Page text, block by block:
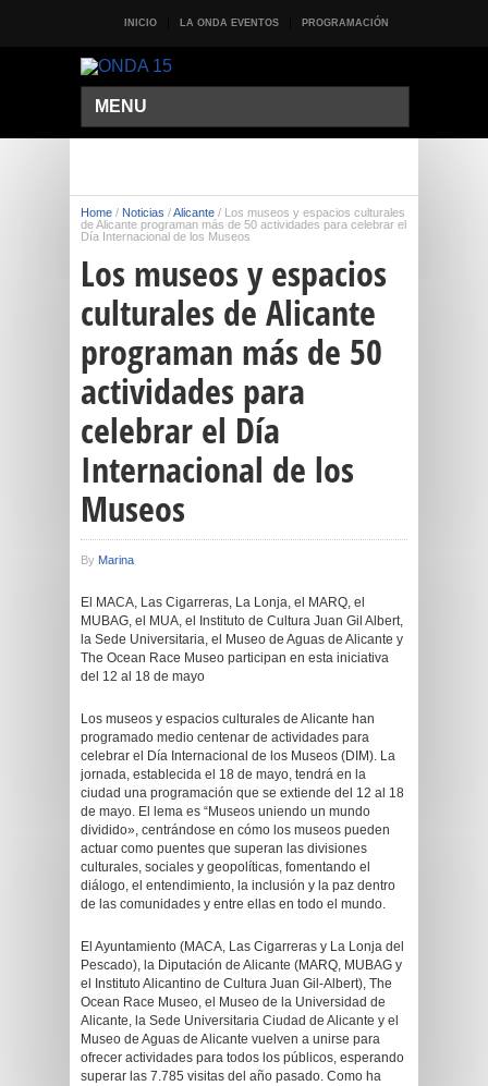
INICIO LA ONDA EVENTOS PROGRAMACIÓN
MENU
Home / Noticias /Alicante / Los museos y espacios culturales
de Alicante programan más de 50 actividades para celebrar el
Día Internacional de los Museos
Los museos y espacios
culturales de Alicante
programan más de 50
actividades para
celebrar el Día
Internacional de los
Museos
By Marina
El MACA, Las Cigarreras, La Lonja, el MARQ, el
MUBAG, el MUA, el Instituto de Cultura Juan Gil Albert,
la Sede Universitaria, el Museo de Aguas de Alicante y
The Ocean Race Museo participan en esta iniciativa
del 12 al 18 de mayo
Los museos y espacios culturales de Alicante han
programado medio centenar de actividades para
celebrar el Día Internacional de los Museos (DIM). La
jornada, establecida el 18 de mayo, tendrá en la
ciudad una programación que se extiende del 12 al 18
de mayo. El lema es “Museos uniendo un mundo
dividido», centrándose en cómo los museos pueden
actuar como puentes que superan las divisiones
culturales, sociales y geopolíticas, fomentando el
diálogo, el entendimiento, la inclusión y la paz dentro
de las comunidades y entre ellas en todo el mundo.
El Ayuntamiento (MACA, Las Cigarreras y La Lonja del
Pescado), la Diputación de Alicante (MARQ, MUBAG y
el Instituto Alicantino de Cultura Juan Gil-Albert), The
Ocean Race Museo, el Museo de la Universidad de
Alicante, la Sede Universitaria Ciudad de Alicante y el
Museo de Aguas de Alicante vuelven a unirse para
ofrecer actividades para todos los públicos, esperando
superar las 7.785 visitas del año pasado. Como ha